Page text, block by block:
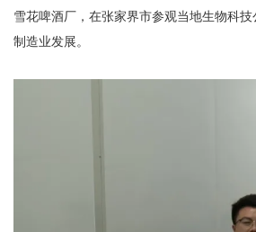
雪花啤酒厂，在张家界市参观当地生物科
制造业发展。